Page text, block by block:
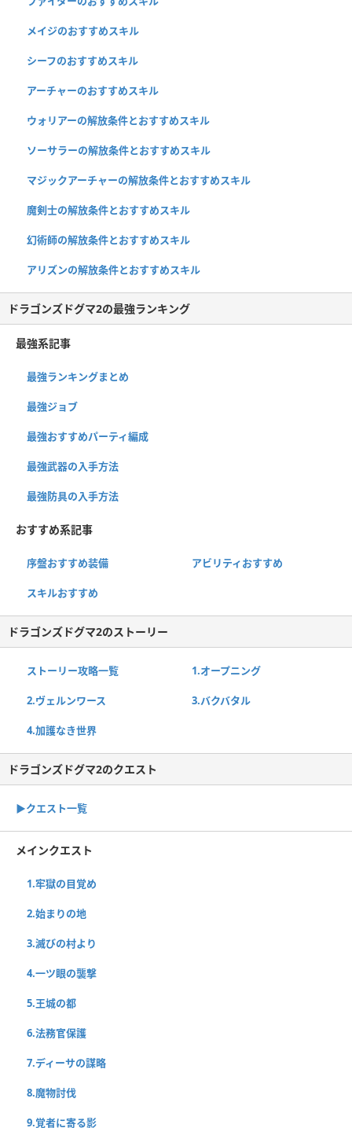
メイジのおすすめスキル
シーフのおすすめスキル
アーチャーのおすすめスキル
ウォリアーの解放条件とおすすめスキル
ソーサラーの解放条件とおすすめスキル
マジックアーチャーの解放条件とおすすめスキル
魔剣士の解放条件とおすすめスキル
幻術師の解放条件とおすすめスキル
アリズンの解放条件とおすすめスキル
ドラゴンズドグマ2の最強ランキング
最強系記事
最強ランキングまとめ
最強ジョブ
最強おすすめパーティ編成
最強武器の入手方法
最強防具の入手方法
おすすめ系記事
序盤おすすめ装備 アビリティおすすめ
スキルおすすめ
ドラゴンズドグマ2のストーリー
ストーリー攻略一覧 1.オープニング
2.ヴェルンワース 3.バクバタル
4.加護なき世界
ドラゴンズドグマ2のクエスト
▶︎クエスト一覧
メインクエスト
1.牢獄の目覚め
2.始まりの地
3.滅びの村より
4.一ツ眼の襲撃
5.王城の都
6.法務官保護
7.ディーサの謀略
8.魔物討伐
9.覚者に寄る影